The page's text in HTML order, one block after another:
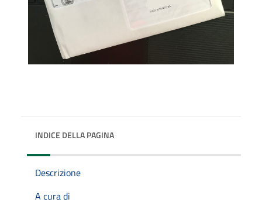
INDICE DELLA PAGINA
Descrizione
A cura di